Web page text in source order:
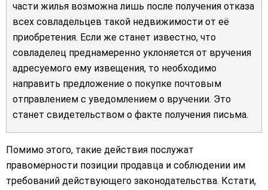
части жилья возможна лишь после получения отказа
всех совладельцев такой недвижимости от её
приобретения. Если же станет известно, что
совладелец преднамеренно уклоняется от вручения
адресуемого ему извещения, то необходимо
направить предложение о покупке почтовым
отправлением с уведомлением о вручении. Это
станет свидетельством о факте получения письма.
Помимо этого, такие действия послужат
правомерности позиции продавца и соблюдении им
требований действующего законодательства. Кстати,